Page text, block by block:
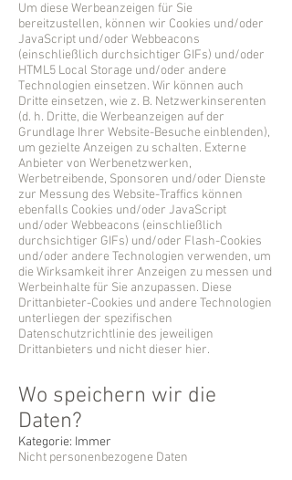
Um diese Werbeanzeigen für Sie
bereitzustellen, können wir Cookies und/oder
JavaScript und/oder Webbeacons
(einschließlich durchsichtiger GIFs) und/oder
HTML5 Local Storage und/oder andere
Technologien einsetzen. Wir können auch
Dritte einsetzen, wie z. B. Netzwerkinserenten
(d. h. Dritte, die Werbeanzeigen auf der
Grundlage Ihrer Website-Besuche einblenden),
um gezielte Anzeigen zu schalten. Externe
Anbieter von Werbenetzwerken,
Werbetreibende, Sponsoren und/oder Dienste
zur Messung des Website-Traffics können
ebenfalls Cookies und/oder JavaScript
und/oder Webbeacons (einschließlich
durchsichtiger GIFs) und/oder Flash-Cookies
und/oder andere Technologien verwenden, um
die Wirksamkeit ihrer Anzeigen zu messen und
Werbeinhalte für Sie anzupassen. Diese
Drittanbieter-Cookies und andere Technologien
unterliegen der spezifischen
Datenschutzrichtlinie des jeweiligen
Drittanbieters und nicht dieser hier.
Wo speichern wir die
Daten?
Kategorie: Immer
Nicht personenbezogene Daten